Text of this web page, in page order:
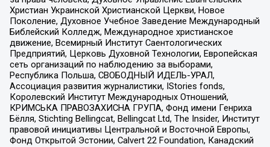
Христиан Украинской Христианской Церкви, Новое
Поколение, Духовное Учебное Заведение Международный
Библейский Колледж, Международное христианское
движение, Всемирный Институт Саентологических
Предприятий, Церковь Духовной Технологии, Европейская
сеть организаций по наблюдению за выборами,
Республика Польша, СВОБОДНЫЙ ИДЕЛЬ-УРАЛ,
Ассоциация развития журналистики, IStories fonds,
Королевский Институт Международных Отношений,
КРИМСЬКА ПРАВОЗАХИСНА ГРУПА, Фонд имени Генриха
Бёлля, Stichting Bellingcat, Bellingcat Ltd, The Insider, Институт
правовой инициативы Центральной и Восточной Европы,
Фонд Открытой Эстонии, Calvert 22 Foundation, Канадский